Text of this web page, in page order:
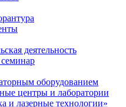
деятельность
оборудованием
центры и лаборатории
лазерные технологии»